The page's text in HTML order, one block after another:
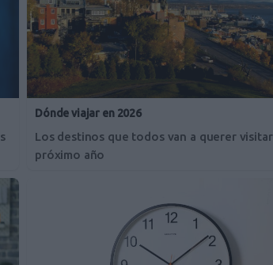
Dónde viajar en 2026
Los destinos que todos van a querer
próximo año